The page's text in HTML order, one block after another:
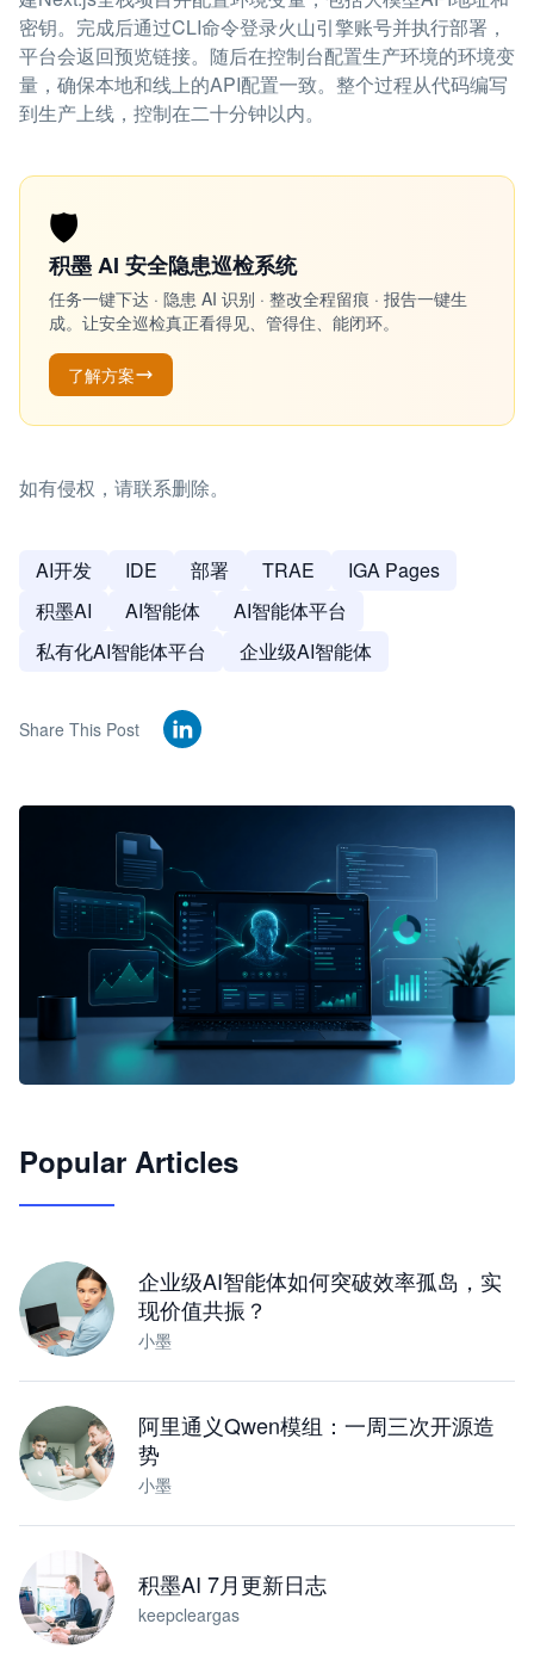
密钥。完成后通过CLI命令登录火山引擎账号并执行部署，
平台会返回预览链接。随后在控制台配置生产环境的环境变
量，确保本地和线上的API配置一致。整个过程从代码编写
到生产上线，控制在二十分钟以内。
🛡️
积墨 AI 安全隐患巡检系统
任务一键下达 · 隐患 AI 识别 · 整改全程留痕 · 报告一键生
成。让安全巡检真正看得见、管得住、能闭环。
了解方案
如有侵权，请联系删除。
AI开发 IDE 部署 TRAE
IGA Pages
积墨AI
AI智能体
AI智能体平台
私有化AI智能体平台
企业级AI智能体
Share This Post
JimoClaw 桌面 AI Agent 工作台
Popular Articles
企业级AI智能体如何突破效率孤岛，实
现价值共振？
小墨
阿里通义Qwen模组：一周三次开源造
势
小墨
积墨AI 7月更新日志
keepcleargas